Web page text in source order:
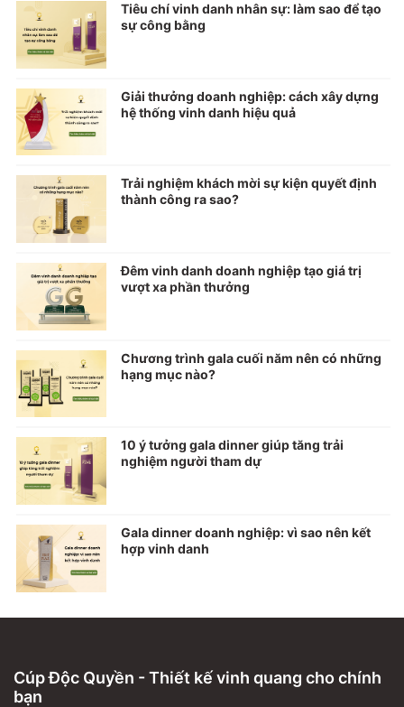
Tiêu chí vinh danh nhân sự: làm sao để tạo
sự công bằng
Giải thưởng doanh nghiệp: cách xây dựng
hệ thống vinh danh hiệu quả
Trải nghiệm khách mời sự kiện quyết định
thành công ra sao?
Đêm vinh danh doanh nghiệp tạo giá trị
vượt xa phần thưởng
Chương trình gala cuối năm nên có những
hạng mục nào?
10 ý tưởng gala dinner giúp tăng trải
nghiệm người tham dự
Gala dinner doanh nghiệp: vì sao nên kết
hợp vinh danh
Cúp Độc Quyền - Thiết kế vinh quang cho chính
bạn